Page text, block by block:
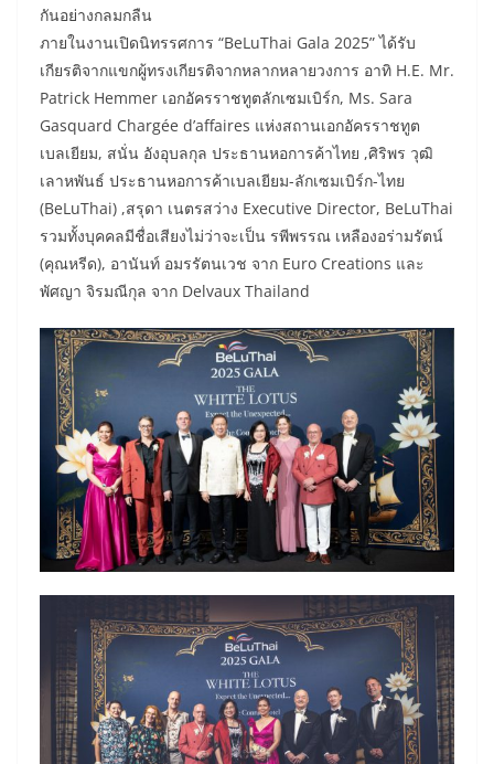
กันอย่างกลมกลืน
​ภายในงานเปิดนิทรรศการ “BeLuThai Gala 2025” ได้รับ
เกียรติจากแขกผู้ทรงเกียรติจากหลากหลายวงการ อาทิ H.E. Mr.
Patrick Hemmer เอกอัครราชทูตลักเซมเบิร์ก, Ms. Sara
Gasquard Chargée d’affaires แห่งสถานเอกอัครราชทูต
เบลเยียม, สนั่น อังอุบลกุล ประธานหอการค้าไทย ,ศิริพร วุฒิ
เลาหพันธ์ ประธานหอการค้าเบลเยียม-ลักเซมเบิร์ก-ไทย
(BeLuThai) ,สรุดา เนตรสว่าง Executive Director, BeLuThai
รวมทั้งบุคคลมีชื่อเสียงไม่ว่าจะเป็น รพีพรรณ เหลืองอร่ามรัตน์
(คุณหรีด), อานันท์ อมรรัตนเวช จาก Euro Creations และ
พัศญา จิรมณีกุล จาก Delvaux Thailand